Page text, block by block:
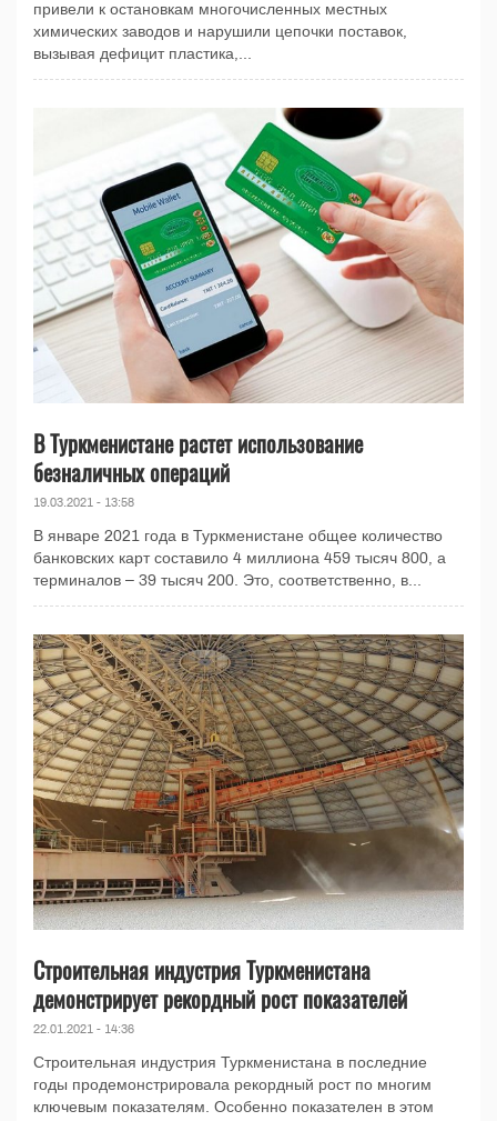
привели к остановкам многочисленных местных
химических заводов и нарушили цепочки поставок,
вызывая дефицит пластика,...
В Туркменистане растет использование
безналичных операций
19.03.2021 - 13:58
В январе 2021 года в Туркменистане общее количество
банковских карт составило 4 миллиона 459 тысяч 800, а
терминалов – 39 тысяч 200. Это, соответственно, в...
Строительная индустрия Туркменистана
демонстрирует рекордный рост показателей
22.01.2021 - 14:36
Строительная индустрия Туркменистана в последние
годы продемонстрировала рекордный рост по многим
ключевым показателям. Особенно показателен в этом